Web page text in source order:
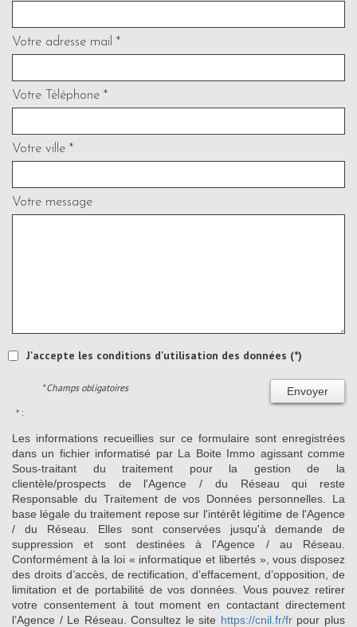
Votre adresse mail *
Votre Téléphone *
Votre ville *
Votre message
J'accepte les conditions d'utilisation des données (*)
Envoyer
* Champs obligatoires
* :
Les informations recueillies sur ce formulaire sont enregistrées
dans un fichier informatisé par La Boite Immo agissant comme
Sous-traitant du traitement pour la gestion de la
clientèle/prospects de l'Agence / du Réseau qui reste
Responsable du Traitement de vos Données personnelles. La
base légale du traitement repose sur l'intérêt légitime de l'Agence
/ du Réseau. Elles sont conservées jusqu'à demande de
suppression et sont destinées à l'Agence / au Réseau.
Conformément à la loi « informatique et libertés », vous disposez
des droits d’accès, de rectification, d’effacement, d’opposition, de
limitation et de portabilité de vos données. Vous pouvez retirer
votre consentement à tout moment en contactant directement
l’Agence / Le Réseau. Consultez le site https://cnil.fr/frpour plus